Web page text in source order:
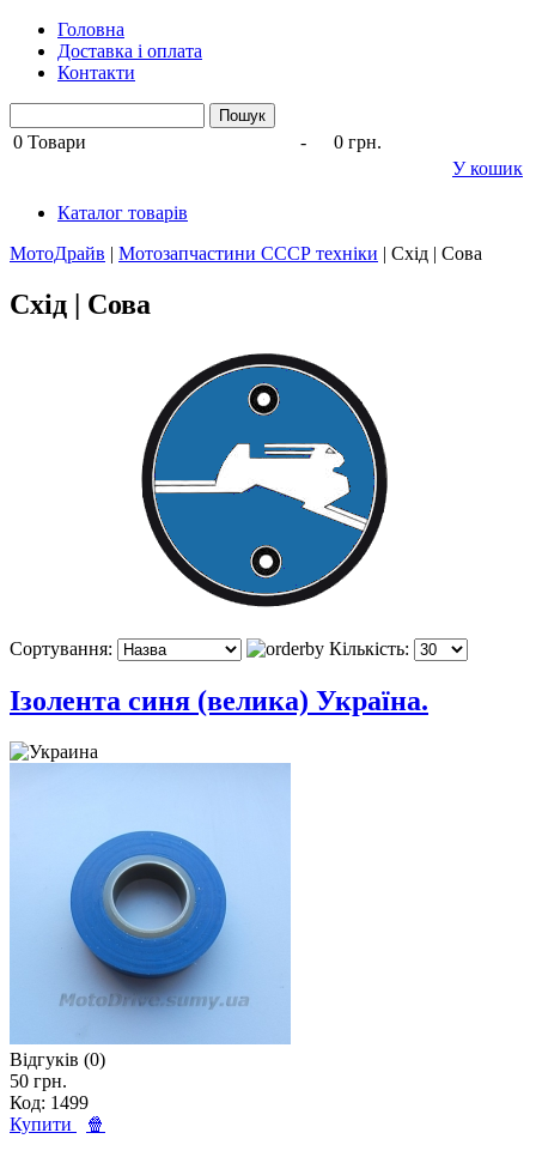
Головна
Доставка і оплата
Контакти
0 Товари -
0 грн.
У кошик
Каталог товарів
МотоДрайв | Мотозапчастини СССР техніки | Схід | Сова
Схід | Сова
Сортування: Кількість:
Ізолента синя (велика) Україна.
Відгуків (0)
50 грн.
Код: 1499
Купити
🍿